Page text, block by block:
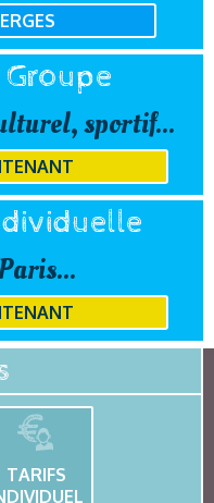
sportif...
TARIFS